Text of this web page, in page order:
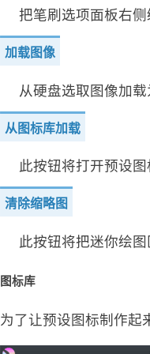
把笔刷选项面板右
加载图像
从硬盘选取图像加载
从图标库加载
此按钮将打开预设图
清除缩略图
此按钮将把迷你绘图
图标库
为了让预设图标制作起